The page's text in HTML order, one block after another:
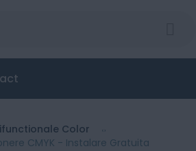
Color
CMYK - Instalare Gratuita
Stand Mobil + Set tonere